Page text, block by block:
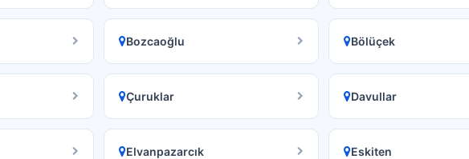
Bozcaoğlu Bölüçek
Çuruklar Davullar
Elvanpazarcık Eskiten